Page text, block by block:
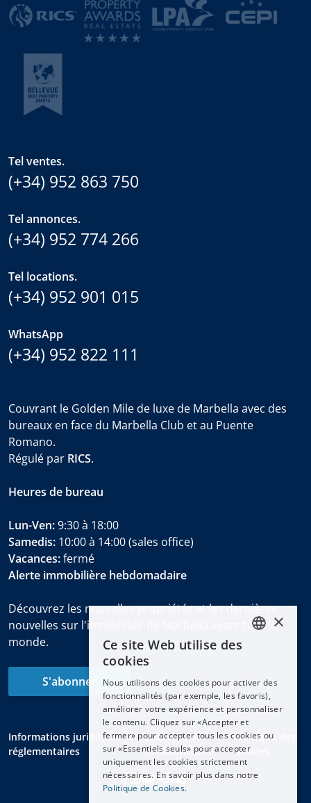
Tel ventes.
(+34) 952 863 750
Tel annonces.
(+34) 952 774 266
Tel locations.
(+34) 952 901 015
WhatsApp
(+34) 952 822 111
Couvrant le Golden Mile de luxe de Marbella avec des
bureaux en face du Marbella Club et au Puente
Romano.
Régulé par RICS.
Heures de bureau
Lun-Ven:9:30 à 18:00
Samedis: 10:00 à 14:00 (sales office)
Vacances:fermé
Alerte immobilière hebdomadaire
Découvrez les nouvelles propriétés et les dernières
nouvelles sur l'immobilier de Marbella avant tout le
monde.
S'abonner
Informations juridiques et
réglementaires
Politique de
confidentialité
Politique des
cookies
ENGLISH
DEUTSCH
FRANÇAIS
NEDERLANDS
×
Ce site Web utilise des
cookies
Nous utilisons des cookies pour activer des
fonctionnalités (par exemple, les favoris),
améliorer votre expérience et personnaliser
le contenu. Cliquez sur «Accepter et
fermer» pour accepter tous les cookies ou
sur «Essentiels seuls» pour accepter
uniquement les cookies strictement
nécessaires. En savoir plus dans notre
Politique de Cookies.